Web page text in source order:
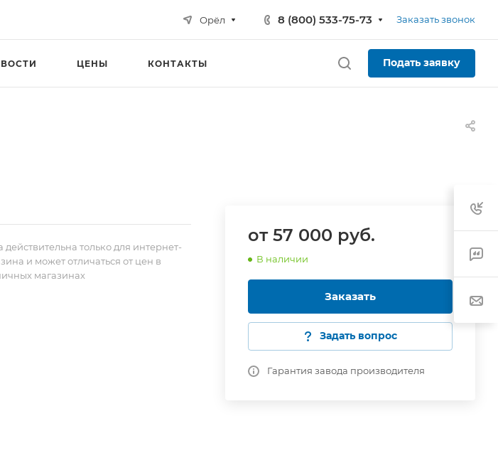
Орёл 8 (800) 533-75-73 Заказать звонок
ЦЕНЫ КОНТАКТЫ Подать заявку
от 57 000 руб.
В наличии
Заказать
Задать вопрос
Гарантия завода производителя
действительна только для интернет-
и может отличаться от цен в
магазинах